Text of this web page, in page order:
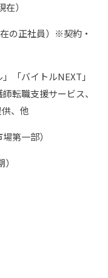
）
の正社員）※契約・
「バイトルNEXT」
転職支援サービス、
、他
第一部）